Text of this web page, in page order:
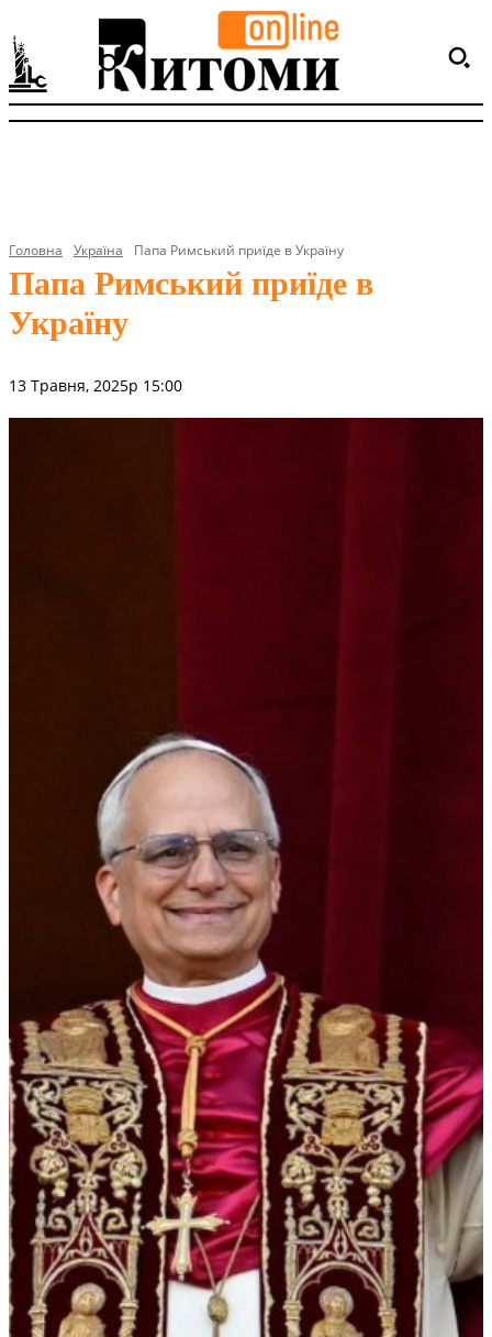
Головна Україна Папа Римський приїде в Україну
Папа Римський приїде в
Україну
13 Травня, 2025р 15:00